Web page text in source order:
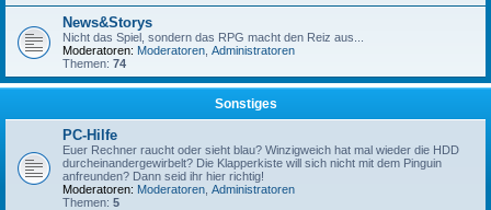
News&Storys
Nicht das Spiel, sondern das RPG macht den Reiz aus...
Moderatoren: Moderatoren Administratoren
Themen: 74
Sonstiges
PC-Hilfe
Euer Rechner raucht oder sieht blau? Winzigweich hat mal wieder die HDD
durcheinandergewirbelt? Die Klapperkiste will sich nicht mit dem Pinguin
anfreunden? Dann seid ihr hier richtig!
Moderatoren: Moderatoren Administratoren
Themen: 5